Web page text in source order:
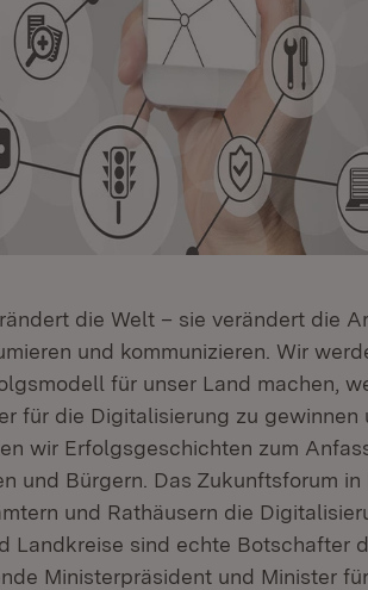
die Welt – sie verändert die
und kommunizieren. Wir
für unser Land machen,
für die Digitalisierung zu gewinnen
wir Erfolgsgeschichten zum
und Bürgern. Das Zukunftsforum
und Rathäusern die
Landkreise sind echte Botschafter
Ministerpräsident und Minister